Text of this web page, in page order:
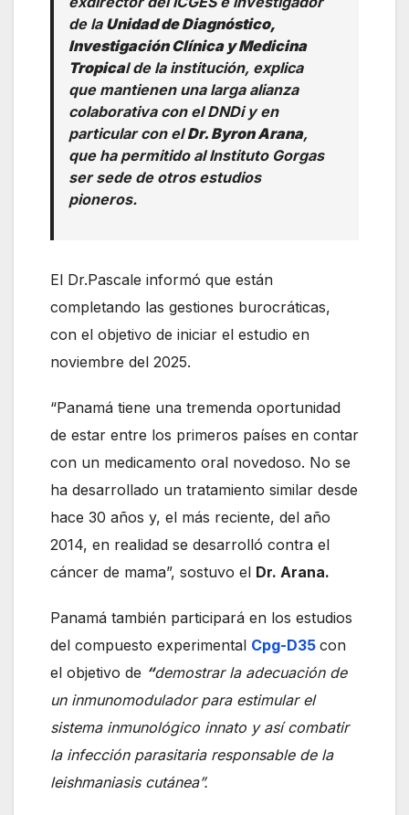
de la Unidad de Diagnóstico,
Investigación Clínica y Medicina
Tropical de la institución, explica
que mantienen una larga alianza
colaborativa con el DNDi y en
particular con elDr. Byron Arana,
que ha permitido al Instituto Gorgas
ser sede de otros estudios
pioneros.
El Dr.Pascale informó que están
completando las gestiones burocráticas,
con el objetivo de iniciar el estudio en
noviembre del 2025.
“Panamá tiene una tremenda oportunidad
de estar entre los primeros países en contar
con un medicamento oral novedoso. No se
ha desarrollado un tratamiento similar desde
hace 30 años y, el más reciente, del año
2014, en realidad se desarrolló contra el
cáncer de mama”, sostuvo el Dr. Arana.
Panamá también participará en los estudios
del compuesto experimental Cpg-D35 con
el objetivo de “demostrar la adecuación de
un inmunomodulador para estimular el
sistema inmunológico innato y así combatir
la infección parasitaria responsable de la
leishmaniasis cutánea”.